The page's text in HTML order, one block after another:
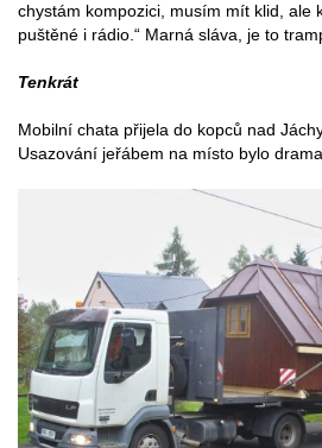
chystám kompozici, musím mít klid, ale
puštěné i rádio.“ Marná sláva, je to
Tenkrát
Mobilní chata přijela do kopců nad
Usazování jeřábem na místo bylo